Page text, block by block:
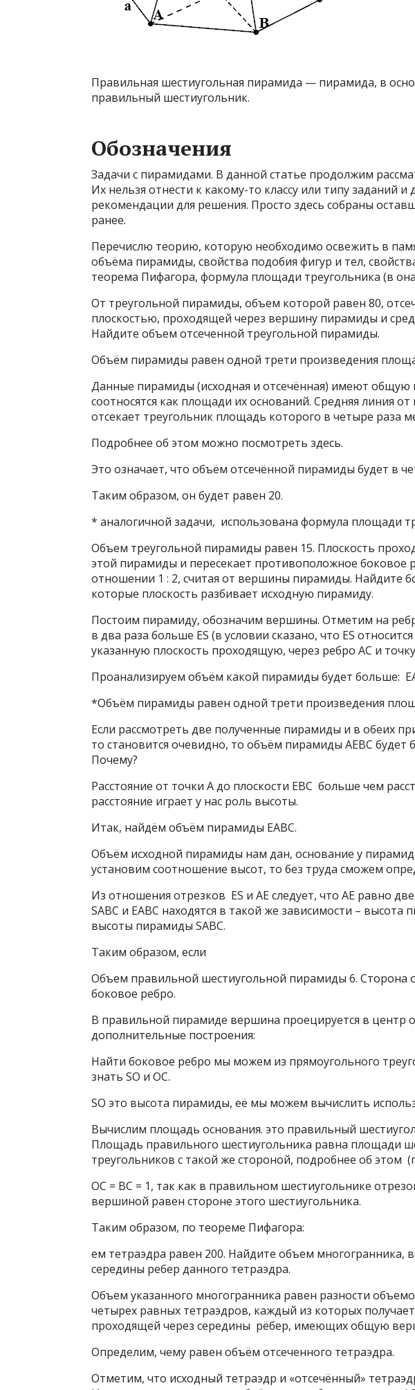
Правильная шестиугольная пирамида — пирамида, в
правильный шестиугольник.
Обозначения
Задачи с пирамидами. В данной статье продолжим
Их нельзя отнести к какому-то классу или типу заданий
рекомендации для решения. Просто здесь собраны
ранее.
Перечислю теорию, которую необходимо освежить в
объёма пирамиды, свойства подобия фигур и тел,
теорема Пифагора, формула площади треугольника (в
От треугольной пирамиды, объем которой равен 80,
плоскостью, проходящей через вершину пирамиды и
Найдите объем отсеченной треугольной пирамиды.
Объём пирамиды равен одной трети произведения
Данные пирамиды (исходная и отсечённая) имеют общую
соотносятся как площади их оснований. Средняя линия от
отсекает треугольник площадь которого в четыре раза
Подробнее об этом можно посмотреть здесь.
Это означает, что объём отсечённой пирамиды будет в
Таким образом, он будет равен 20.
* аналогичной задачи, использована формула площади
Объем треугольной пирамиды равен 15. Плоскость
этой пирамиды и пересекает противоположное боковое
отношении 1 : 2, считая от вершины пирамиды. Найдите
которые плоскость разбивает исходную пирамиду.
Постоим пирамиду, обозначим вершины. Отметим на
в два раза больше ES (в условии сказано, что ES
указанную плоскость проходящую, через ребро АС и
Проанализируем объём какой пирамиды будет больше:
*Объём пирамиды равен одной трети произведения
Если рассмотреть две полученные пирамиды и в обеих
то становится очевидно, то объём пирамиды АЕВС будет
Почему?
Расстояние от точки А до плоскости ЕВС больше чем
расстояние играет у нас роль высоты.
Итак, найдём объём пирамиды ЕАВС.
Объём исходной пирамиды нам дан, основание у
установим соотношение высот, то без труда сможем
Из отношения отрезков ES и AE следует, что АЕ равно
SАВС и ЕАВС находятся в такой же зависимости – высота
высоты пирамиды SАВС.
Таким образом, если
Объем правильной шестиугольной пирамиды 6. Сторона
боковое ребро.
В правильной пирамиде вершина проецируется в центр
дополнительные построения:
Найти боковое ребро мы можем из прямоугольного
знать SO и ОС.
SO это высота пирамиды, её мы можем вычислить
Вычислим площадь основания. это правильный
Площадь правильного шестиугольника равна площади
треугольников с такой же стороной, подробнее об этом
ОС = ВС = 1, так как в правильном шестиугольнике
вершиной равен стороне этого шестиугольника.
Таким образом, по теореме Пифагора:
ем тетраэдра равен 200. Найдите объем многогранника,
середины ребер данного тетраэдра.
Объем указанного многогранника равен разности
четырех равных тетраэдров, каждый из которых
проходящей через середины рёбер, имеющих общую
Определим, чему равен объём отсеченного тетраэдра.
Отметим, что исходный тетраэдр и «отсечённый»